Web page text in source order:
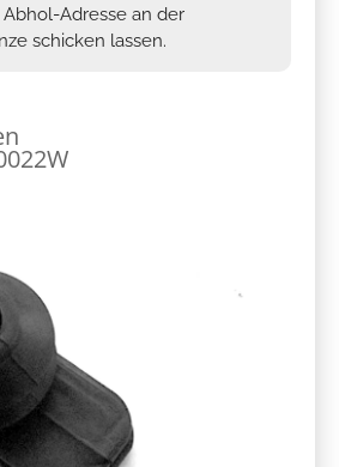
Adresse an der
schicken lassen.